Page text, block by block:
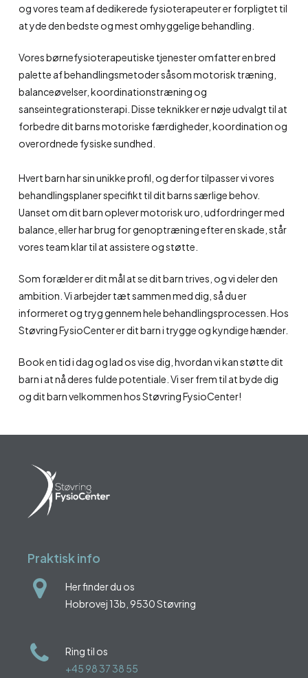
og vores team af dedikerede fysioterapeuter er forpligtet til
at yde den bedste og mest omhyggelige behandling.
Vores børnefysioterapeutiske tjenester omfatter en bred
palette af behandlingsmetoder såsom motorisk træning,
balanceøvelser, koordinationstræning og
sanseintegrationsterapi. Disse teknikker er nøje udvalgt til at
forbedre dit barns motoriske færdigheder, koordination og
overordnede fysiske sundhed.
Hvert barn har sin unikke profil, og derfor tilpasser vi vores
behandlingsplaner specifikt til dit barns særlige behov.
Uanset om dit barn oplever motorisk uro, udfordringer med
balance, eller har brug for genoptræning efter en skade, står
vores team klar til at assistere og støtte.
Som forælder er dit mål at se dit barn trives, og vi deler den
ambition. Vi arbejder tæt sammen med dig, så du er
informeret og tryg gennem hele behandlingsprocessen. Hos
Støvring FysioCenter er dit barn i trygge og kyndige hænder.
Book en tid i dag og lad os vise dig, hvordan vi kan støtte dit
barn i at nå deres fulde potentiale. Vi ser frem til at byde dig
og dit barn velkommen hos Støvring FysioCenter!
Praktisk info
Her finder du os
Hobrovej 13b, 9530 Støvring
Ring til os
+45 98 37 38 55